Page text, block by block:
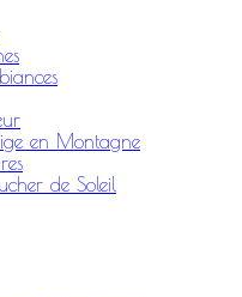
en Montagne
de Soleil